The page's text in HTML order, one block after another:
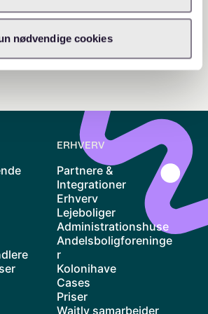
nødvendige cookies
ERHVERV
Partnere &
Integrationer
Erhverv
Lejeboliger
Administrationshuse
Andelsboligforeninge
r
Kolonihave
Cases
Priser
Waitly samarbejder